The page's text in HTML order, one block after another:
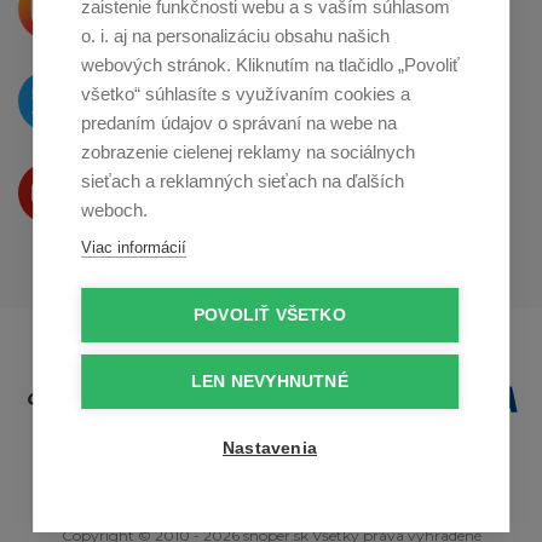
o zdieľanie naInstagrame
O novinkách píšeme
na Twitteri
Produkty Vám predstavujeme
naYoutube
Copyright © 2010 - 2026 snoper.sk Všetky práva vyhradené
zaistenie funkčnosti webu a s vaším súhlasom
o. i. aj na personalizáciu obsahu našich
webových stránok. Kliknutím na tlačidlo „Povoliť
všetko“ súhlasíte s využívaním cookies a
predaním údajov o správaní na webe na
zobrazenie cielenej reklamy na sociálnych
sieťach a reklamných sieťach na ďalších
weboch.
Viac informácií
POVOLIŤ VŠETKO
LEN NEVYHNUTNÉ
Nastavenia